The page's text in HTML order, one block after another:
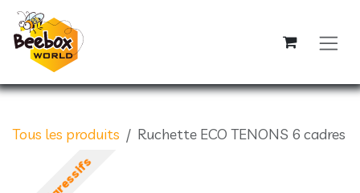
Se rendre au contenu
Tous les produits Ruchette ECO TENONS 6 cadres